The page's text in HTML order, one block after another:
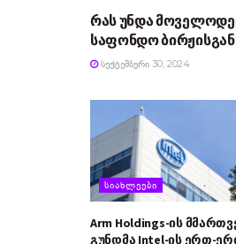
რას უნდა
საფონდო
ᲡᲔᲥᲢᲔᲛᲑᲔᲠᲘ 30, 2024
ᲡᲘᲐᲮᲚᲔᲔᲑᲘ
Arm Holdings-ის
გუნდმა Intel-ის ერთ-